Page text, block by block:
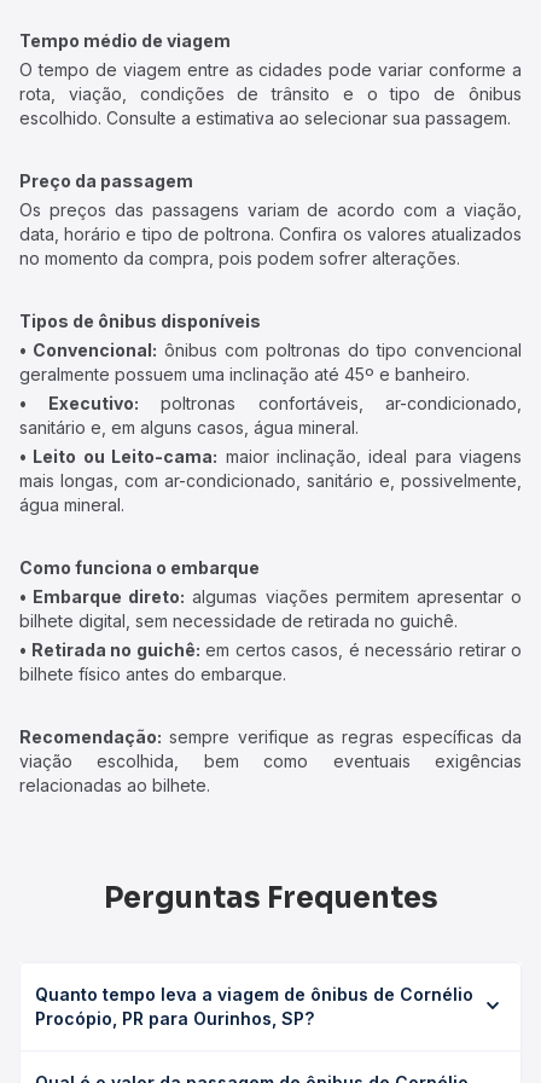
Tempo médio de viagem
O tempo de viagem entre as cidades pode variar conforme a
rota, viação, condições de trânsito e o tipo de ônibus
escolhido. Consulte a estimativa ao selecionar sua passagem.
Preço da passagem
Os preços das passagens variam de acordo com a viação,
data, horário e tipo de poltrona. Confira os valores atualizados
no momento da compra, pois podem sofrer alterações.
Tipos de ônibus disponíveis
• Convencional: ônibus com poltronas do tipo convencional
geralmente possuem uma inclinação até 45º e banheiro.
• Executivo: poltronas confortáveis, ar-condicionado,
sanitário e, em alguns casos, água mineral.
• Leito ou Leito-cama: maior inclinação, ideal para viagens
mais longas, com ar-condicionado, sanitário e, possivelmente,
água mineral.
Como funciona o embarque
• Embarque direto: algumas viações permitem apresentar o
bilhete digital, sem necessidade de retirada no guichê.
• Retirada no guichê: em certos casos, é necessário retirar o
bilhete físico antes do embarque.
Recomendação: sempre verifique as regras específicas da
viação escolhida, bem como eventuais exigências
relacionadas ao bilhete.
Perguntas Frequentes
Quanto tempo leva a viagem de ônibus de Cornélio
Procópio, PR para Ourinhos, SP?